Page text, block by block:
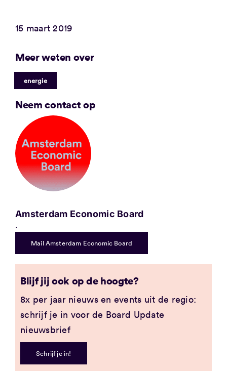
15 maart 2019
Meer weten over
energie
Neem contact op
Amsterdam Economic Board
.
Mail Amsterdam Economic Board
Blijf jij ook op de hoogte?
8x per jaar nieuws en events uit de regio:
schrijf je in voor de Board Update
nieuwsbrief
Schrijf je in!